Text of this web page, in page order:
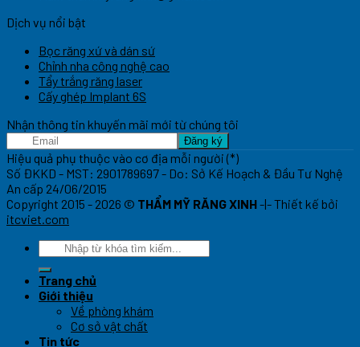
Dịch vụ nổi bật
Bọc răng xứ và dán sứ
Chỉnh nha công nghệ cao
Tẩy trắng răng laser
Cấy ghép Implant 6S
Nhận thông tin khuyến mãi mới từ chúng tôi
Hiệu quả phụ thuộc vào cơ địa mỗi người (*)
Số ĐKKD - MST: 2901789697 - Do: Sở Kế Hoạch & Đầu Tư Nghệ
An cấp 24/06/2015
Copyright 2015 - 2026 © THẨM MỸ RĂNG XINH-|- Thiết kế bởi
itcviet.com
Trang chủ
Giới thiệu
Về phòng khám
Cơ sở vật chất
Tin tức